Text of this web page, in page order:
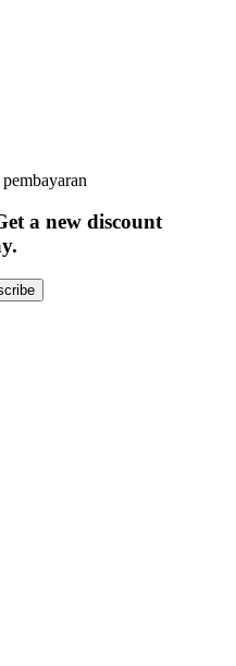
a new discount